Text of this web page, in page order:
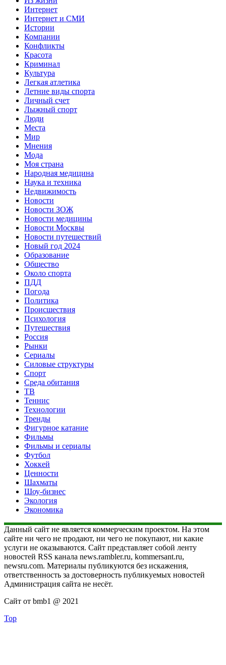
Интернет
Интернет и СМИ
Истории
Компании
Конфликты
Красота
Криминал
Культура
Легкая атлетика
Летние виды спорта
Личный счет
Лыжный спорт
Люди
Места
Мир
Мнения
Мода
Моя страна
Народная медицина
Наука и техника
Недвижимость
Новости
Новости ЗОЖ
Новости медицины
Новости Москвы
Новости путешествий
Новый год 2024
Образование
Общество
Около спорта
ПДД
Погода
Политика
Происшествия
Психология
Путешествия
Россия
Рынки
Сериалы
Силовые структуры
Спорт
Среда обитания
ТВ
Теннис
Технологии
Тренды
Фигурное катание
Фильмы
Фильмы и сериалы
Футбол
Хоккей
Ценности
Шахматы
Шоу-бизнес
Экология
Экономика
Данный сайт не является коммерческим проектом. На этом
сайте ни чего не продают, ни чего не покупают, ни какие
услуги не оказываются. Сайт представляет собой ленту
новостей RSS канала news.rambler.ru, kommersant.ru,
newsru.com. Материалы публикуются без искажения,
ответственность за достоверность публикуемых новостей
Администрация сайта не несёт.
Сайт от bmb1 @ 2021
Top